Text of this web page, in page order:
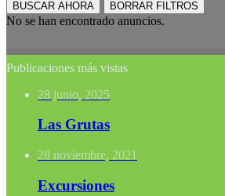
BUSCAR AHORA BORRAR FILTROS
No se han encontrado anuncios.
Publicaciones más vistas
28 junio, 2025
Las Grutas
28 noviembre, 2021
Excursiones